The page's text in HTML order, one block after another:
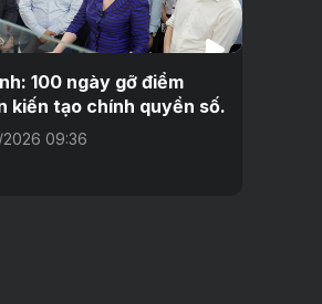
100 ngày gỡ điểm
kiến tạo chính quyền số.
09:36